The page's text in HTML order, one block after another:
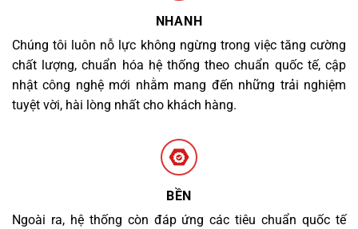
NHANH
Chúng tôi luôn nỗ lực không ngừng trong việc tăng cường
chất lượng, chuẩn hóa hệ thống theo chuẩn quốc tế, cập
nhật công nghệ mới nhằm mang đến những trải nghiệm
tuyệt vời, hài lòng nhất cho khách hàng.
BỀN
Ngoài ra, hệ thống còn đáp ứng các tiêu chuẩn quốc tế